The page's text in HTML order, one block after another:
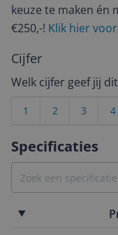
Specificaties
keuze te maken én
€250,-! Klik hier
Cijfer
Welk cijfer geef jij
4
3
2
1